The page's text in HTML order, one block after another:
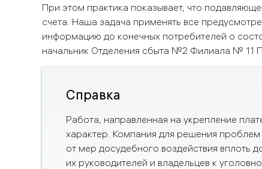
При этом практика показывает, что
счета. Наша задача применять все
информацию до конечных потребителей о
начальник Отделения сбыта №2 Филиала № 11
Справка
Работа, направленная на укрепление
характер. Компания для решения
от мер досудебного воздействия вплоть
их руководителей и владельцев к